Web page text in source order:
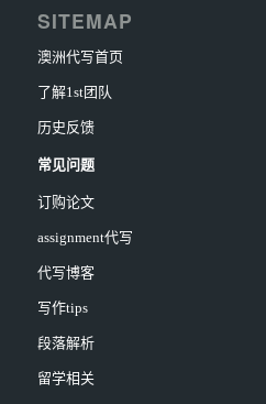
SITEMAP
澳洲代写首页
了解1st团队
历史反馈
常见问题
订购论文
assignment代写
代写博客
写作tips
段落解析
留学相关